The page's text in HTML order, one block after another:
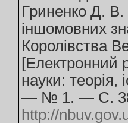
Гриненко Д. В.
іншомовних
Королівства
[Електронний
науки: теорія,
— № 1. — С.
http://